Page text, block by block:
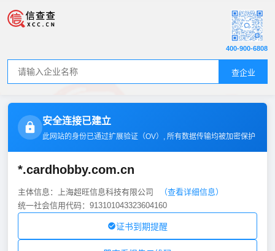
查企业
400-900-6808
安全连接已建立
此网站的身份已通过扩展验证（OV）, 所有数据传输均被加密保护
*.cardhobby.com.cn
主体信息：上海超旺信息科技有限公司
（查看详细信息）
统一社会信用代码：913101043323604160
证书到期提醒